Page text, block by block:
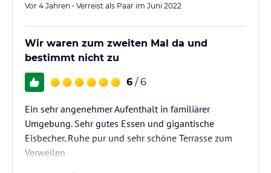
Vor 4 Jahren • Verreist als Paar im Juni 2022
Wir waren zum zweiten Mal da und
bestimmt nicht zu
6 / 6
Ein sehr angenehmer Aufenthalt in familiärer
Umgebung. Sehr gutes Essen und gigantische
Eisbecher. Ruhe pur und sehr schöne Terrasse zum
Verweilen